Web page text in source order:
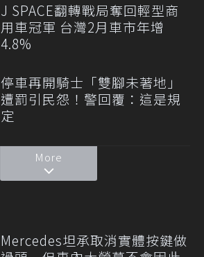
J SPACE翻轉戰局奪回輕型商
用車冠軍 台灣2月車市年增
4.8%
停車再開騎士「雙腳未著地」
遭罰引民怨！警回覆：這是規
定
More
Mercedes坦承取消實體按鍵做